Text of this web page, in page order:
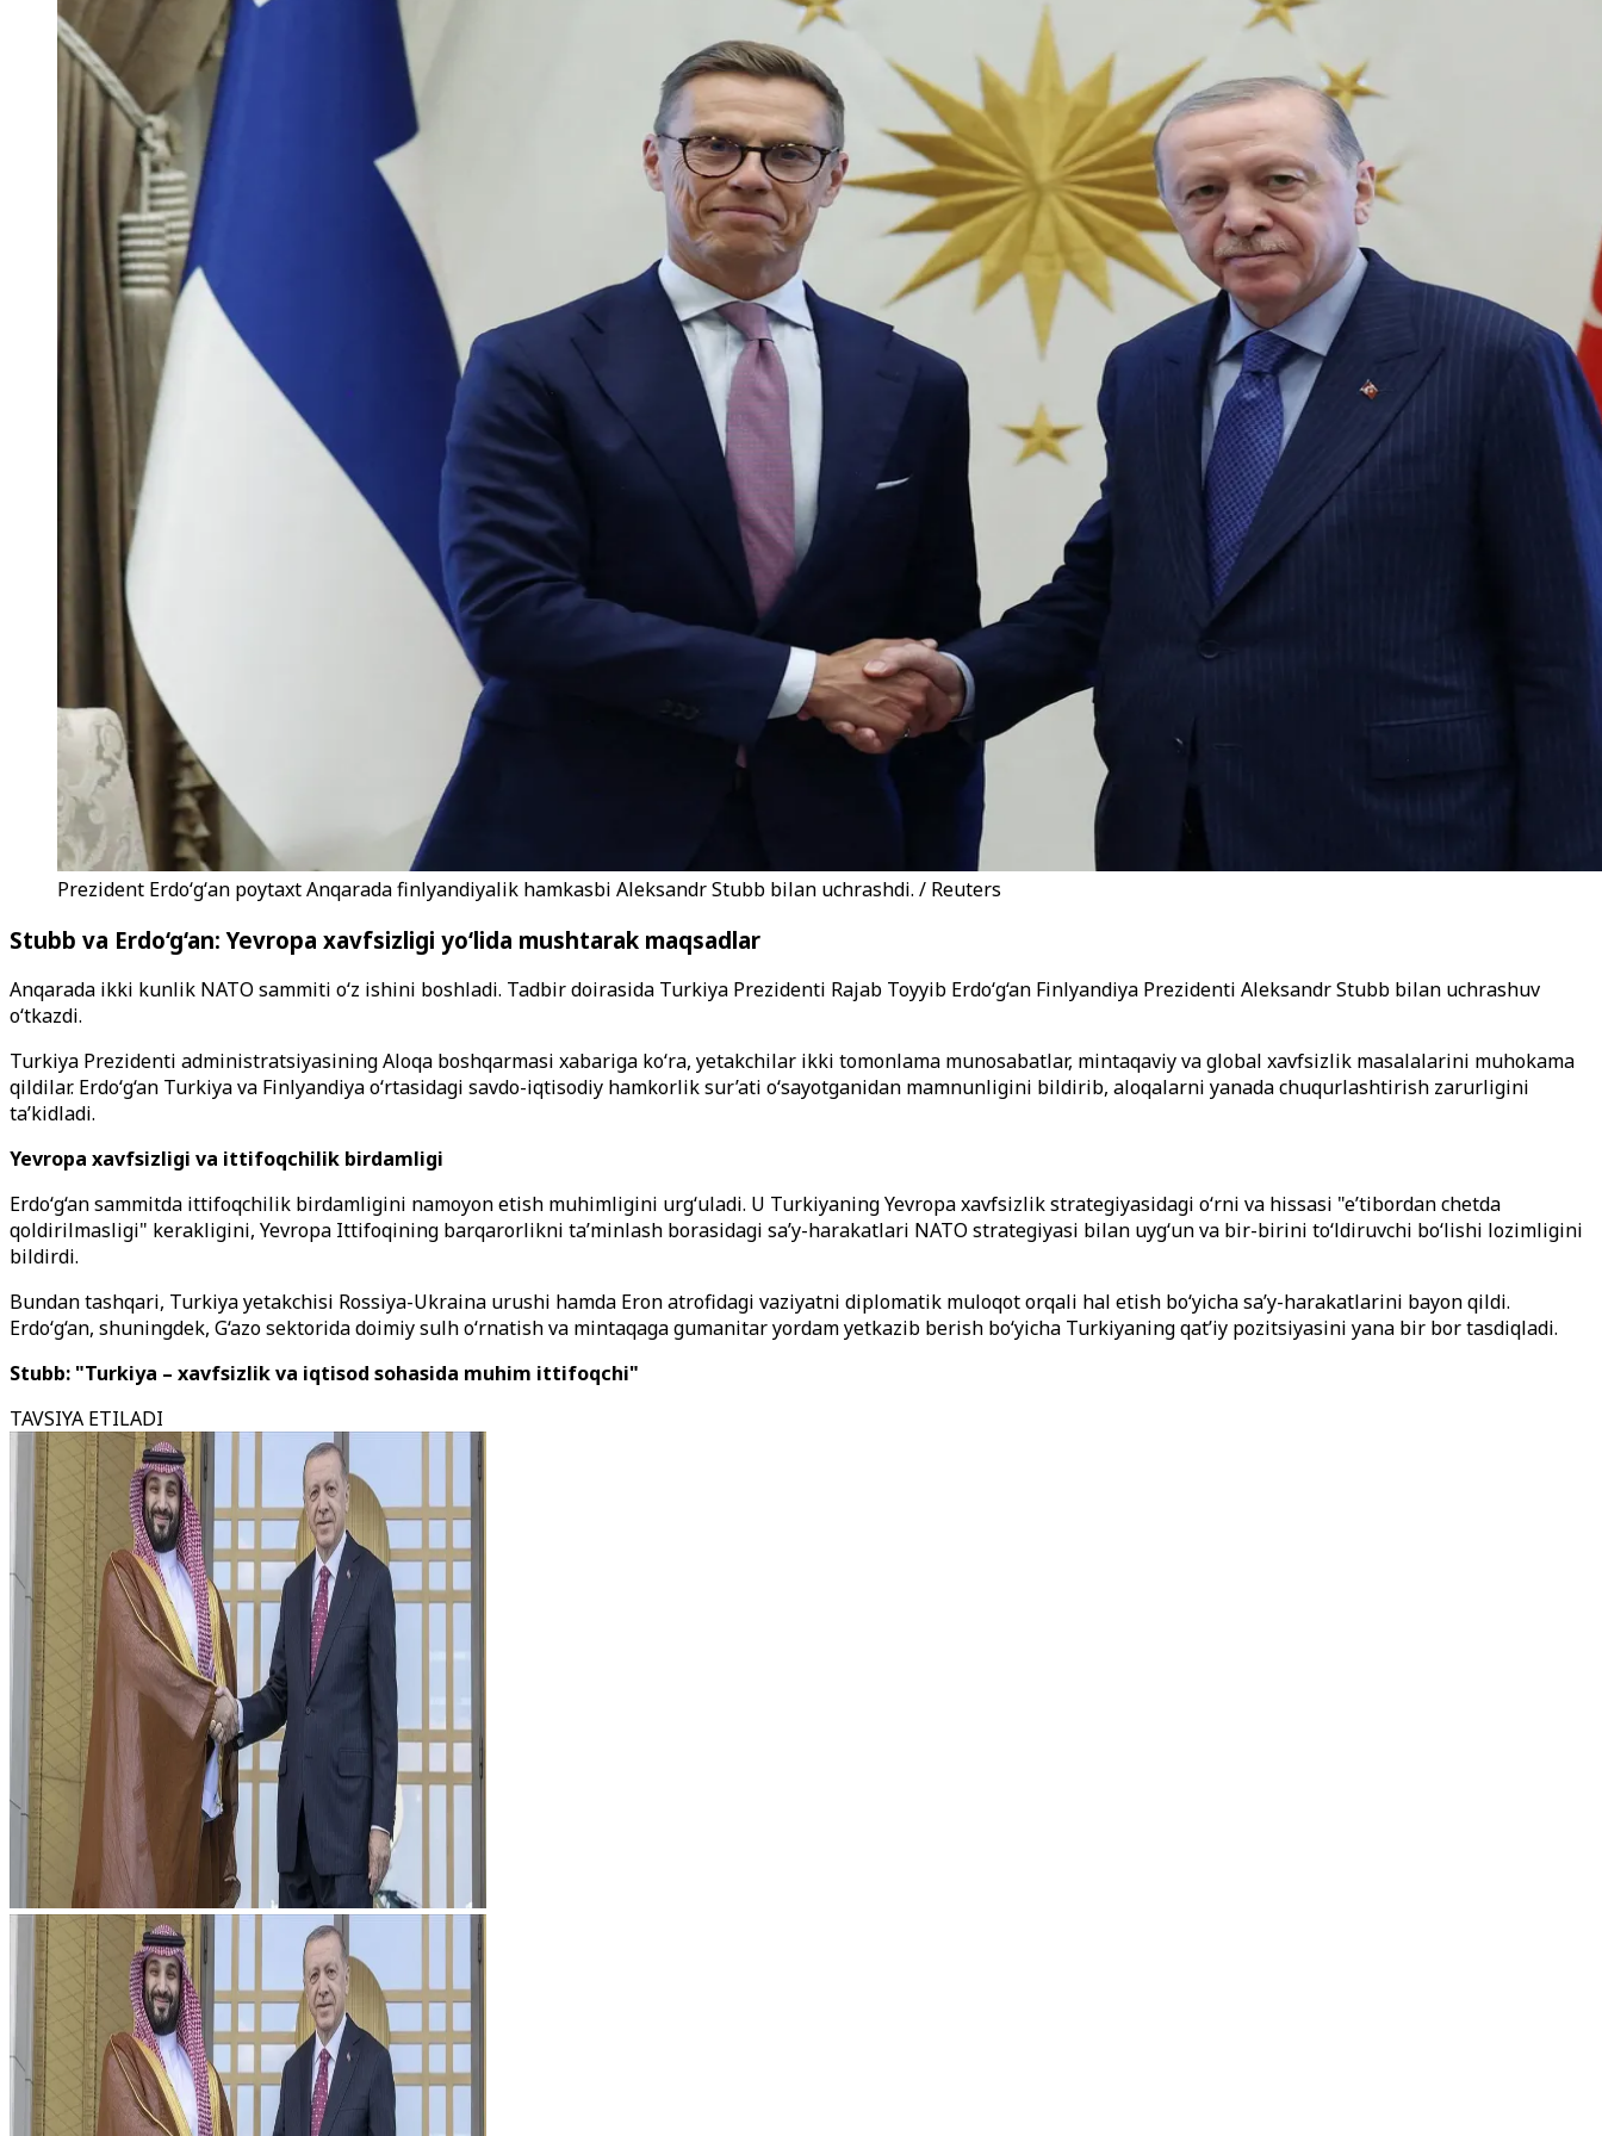
Prezident Erdoʻgʻan poytaxt Anqarada finlyandiyalik hamkasbi Aleksandr Stubb bilan uchrashdi. / Reuters
Stubb va Erdo‘g‘an: Yevropa xavfsizligi yo‘lida mushtarak maqsadlar
Anqarada ikki kunlik NATO sammiti o‘z ishini boshladi. Tadbir doirasida Turkiya Prezidenti Rajab Toyyib Erdo‘g‘an Finlyandiya Prezidenti Aleksandr Stubb bilan uchrashuv
o‘tkazdi.
Turkiya Prezidenti administratsiyasining Aloqa boshqarmasi xabariga ko‘ra, yetakchilar ikki tomonlama munosabatlar, mintaqaviy va global xavfsizlik masalalarini muhokama
qildilar. Erdo‘g‘an Turkiya va Finlyandiya o‘rtasidagi savdo-iqtisodiy hamkorlik sur’ati o‘sayotganidan mamnunligini bildirib, aloqalarni yanada chuqurlashtirish zarurligini
ta’kidladi.
Yevropa xavfsizligi va ittifoqchilik birdamligi
Erdo‘g‘an sammitda ittifoqchilik birdamligini namoyon etish muhimligini urg‘uladi. U Turkiyaning Yevropa xavfsizlik strategiyasidagi o‘rni va hissasi "e’tibordan chetda
qoldirilmasligi" kerakligini, Yevropa Ittifoqining barqarorlikni ta’minlash borasidagi sa’y-harakatlari NATO strategiyasi bilan uyg‘un va bir-birini to‘ldiruvchi bo‘lishi lozimligini
bildirdi.
Bundan tashqari, Turkiya yetakchisi Rossiya-Ukraina urushi hamda Eron atrofidagi vaziyatni diplomatik muloqot orqali hal etish bo‘yicha sa’y-harakatlarini bayon qildi.
Erdo‘g‘an, shuningdek, G‘azo sektorida doimiy sulh o‘rnatish va mintaqaga gumanitar yordam yetkazib berish bo‘yicha Turkiyaning qat’iy pozitsiyasini yana bir bor tasdiqladi.
Stubb: "Turkiya – xavfsizlik va iqtisod sohasida muhim ittifoqchi"
TAVSIYA ETILADI